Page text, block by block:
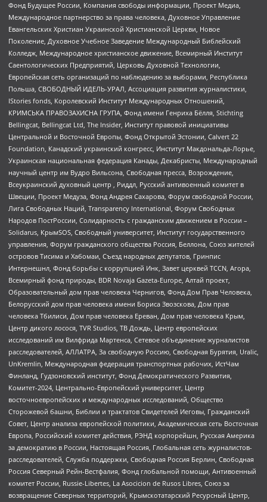
Фонд Будущее России, Компания свободы информации, Проект Медиа,
Международное партнерство за права человека, Духовное Управление
Евангельских Христиан Украинской Христианской Церкви, Новое
Поколение, Духовное Учебное Заведение Международный Библейский
Колледж, Международное христианское движение, Всемирный Институт
Саентологических Предприятий, Церковь Духовной Технологии,
Европейская сеть организаций по наблюдению за выборами, Республика
Польша, СВОБОДНЫЙ ИДЕЛЬ-УРАЛ, Ассоциация развития журналистики,
IStories fonds, Королевский Институт Международных Отношений,
КРИМСЬКА ПРАВОЗАХИСНА ГРУПА, Фонд имени Генриха Бёлля, Stichting
Bellingcat, Bellingcat Ltd, The Insider, Институт правовой инициативы
Центральной и Восточной Европы, Фонд Открытой Эстонии, Calvert 22
Foundation, Канадский украинский конгресс, Институт Макдональда-Лорье,
Украинская национальная федерация Канады, Декабристы, Международный
научный центр им Вудро Вильсона, Свободная пресса, Возрождение,
Всеукраинский духовный центр , Риддл, Русский антивоенный комитет в
Швеции, Проект Медуза, Фонд Андрея Сахарова, Форум свободной России,
Лига Свободных Наций, Transparеncy International, Форум Свободных
Народов ПостРоссии, Солидарность с гражданским движением в России –
Solidarus, КрымSOS, Свободный университет, Институт государственного
управления, Форум гражданского общества Россия, Беллона, Союз жителей
островов Тисима и Хабомаи, Съезд народных депутатов, Гринпис
Интернешнл, Фонд борьбы с коррупцией Инк, Завет церквей TCCN, Агора,
Всемирный фонд природы, BDR Novaja Gazeta-Europe, Алтай проект,
Образовательный дом прав человека Чернигов, Фонд Дом Прав Человека,
Белорусский дом прав человека имени Бориса Звозскова, Дом прав
человека Тбилиси, Дом прав человека Ереван, Дом прав человека Крым,
Центр дикого лосося, TVR Studios, ТВ Дождь, Центр европейских
исследований им Вилфрида Мартенса, Сетевое объединение журналистов
расследователей, АЛЛАТРА, За свободную Россию, Свободная Бурятия, Uralic,
UnKremlin, Международная федерация транспортных рабочих, ИстЧам
Финланд, Гудзоновский институт, Фонд Демократического Развития,
Комитет-2024, Центрально-Европейский университет, Центр
восточноевропейских и международных исследований, Общество
Сторожевой башни, Библии и трактатов Свидетелей Иеговы, Гражданский
Совет, Центр анализа европейской политики, Академическая сеть Восточная
Европа, Российский комитет действия, РЭНД корпорейшн, Русская Америка
за демократию в России, Настоящая Россия, Глобальная сеть журналистов-
расследователей, Служба поддержки, Свободная Россия Берлин, Свободная
Россия Северный Рейн-Вестфалия, Фонд глобальной помощи, Антивоенный
комитет России, Russie-Libertes, La Asocicion de Rusos Libres, Союз за
возвращение Северных территорий, Крымскотатарский Ресурсный Центр,